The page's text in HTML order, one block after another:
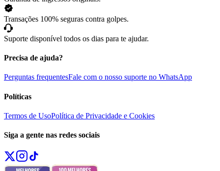
Transações 100% seguras contra golpes.
Suporte disponível todos os dias para te ajudar.
Precisa de ajuda?
Perguntas frequentesFale com o nosso suporte no WhatsApp
Políticas
Termos de UsoPolítica de Privacidade e Cookies
Siga a gente nas redes sociais